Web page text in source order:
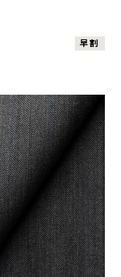
早割